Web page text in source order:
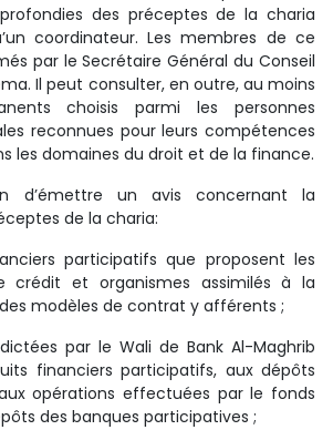
des préceptes de la charia
coordinateur. Les membres de ce
par le Secrétaire Général du Conseil
Il peut consulter, en outre, au moins
choisis parmi les personnes
reconnues pour leurs compétences
les domaines du droit et de la finance.
d’émettre un avis concernant la
de la charia:
participatifs que proposent les
crédit et organismes assimilés à la
modèles de contrat y afférents ;
par le Wali de Bank Al-Maghrib
financiers participatifs, aux dépôts
opérations effectuées par le fonds
des banques participatives ;